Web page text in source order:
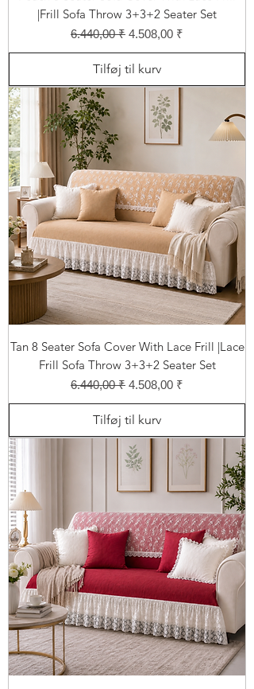
|Frill Sofa Throw 3+3+2 Seater Set
Regulær pris
6.440,00 ₹ Salgspris
4.508,00 ₹
Tilføj til kurv
Tan 8 Seater Sofa Cover With Lace Frill |Lace
Frill Sofa Throw 3+3+2 Seater Set
Regulær pris
6.440,00 ₹ Salgspris
4.508,00 ₹
Tilføj til kurv